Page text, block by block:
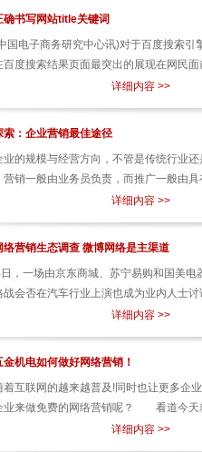
确书写网站title关键词
电子商务研究中心讯)对于百度搜索引
百度搜索结果页面最突出的展现在网民
详细内容 >>
索：企业营销最佳途径
业的规模与经营方向，不管是传统行业
营销一般由业务员负责，而推广一般由
详细内容 >>
络营销生态调查 微博网络是主渠道
，一场由京东商城、苏宁易购和国美
战会否在汽车行业上演也成为业内人士
详细内容 >>
金机电如何做好网络营销！
互联网的越来越普及!同时也让更多企
业来做免费的网络营销呢？ 看道今天
详细内容 >>